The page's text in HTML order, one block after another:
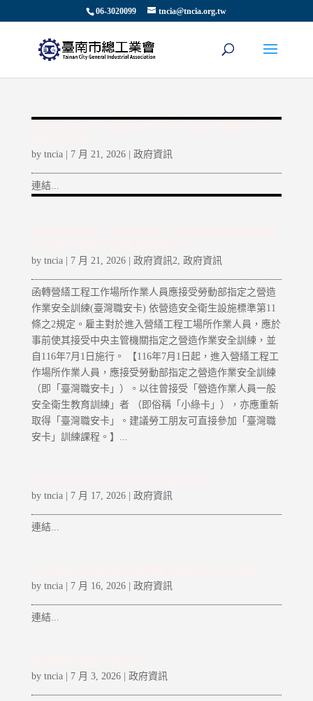
06-3020099 tncia@tncia.org.tw
by tncia| 7 月 21, 2026| 政府資訊
連結...
by tncia| 7 月 21, 2026| 政府資訊2, 政府資訊
函轉營繕工程工作場所作業人員應接受勞動部指定之營造
作業安全訓練(臺灣職安卡) 依營造安全衛生設施標準第11
條之2規定。雇主對於進入營繕工程工場所作業人員，應於
事前使其接受中央主管機關指定之營造作業安全訓練，並
自116年7月1日施行。 【116年7月1日起，進入營繕工程工
作場所作業人員，應接受勞動部指定之營造作業安全訓練
（即「臺灣職安卡」）。以往曾接受「營造作業人員一般
安全衛生教育訓練」者 （即俗稱「小綠卡」），亦應重新
取得「臺灣職安卡」。建議勞工朋友可直接參加「臺灣職
安卡」訓練課程。】...
by tncia| 7 月 17, 2026| 政府資訊
連結...
by tncia| 7 月 16, 2026| 政府資訊
連結...
by tncia| 7 月 3, 2026| 政府資訊